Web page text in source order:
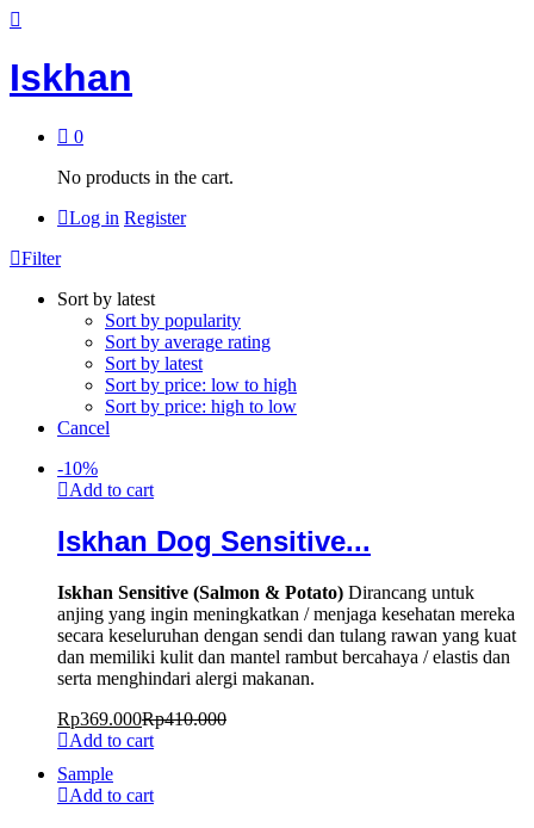
Iskhan
0
No products in the cart.
Log in Register
Filter
Sort by latest
Sort by popularity
Sort by average rating
Sort by latest
Sort by price: low to high
Sort by price: high to low
Cancel
-10%
Add to cart
Iskhan Dog Sensitive...
Iskhan Sensitive (Salmon & Potato) Dirancang untuk
anjing yang ingin meningkatkan / menjaga kesehatan mereka
secara keseluruhan dengan sendi dan tulang rawan yang kuat
dan memiliki kulit dan mantel rambut bercahaya / elastis dan
serta menghindari alergi makanan.
Rp369.000Rp410.000
Add to cart
Sample
Add to cart